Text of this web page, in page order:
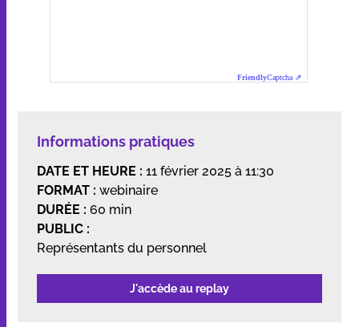
Informations pratiques
DATE ET HEURE : 11 février 2025 à 11:30
FORMAT : webinaire
DURÉE : 60 min
PUBLIC :
Représentants du personnel
J'accède au replay